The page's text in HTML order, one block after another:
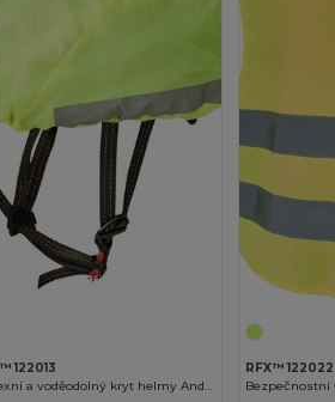
Přizpůsobte si to!
122013
Reflexní a voděodolný kryt helmy André
RFX™ 122022